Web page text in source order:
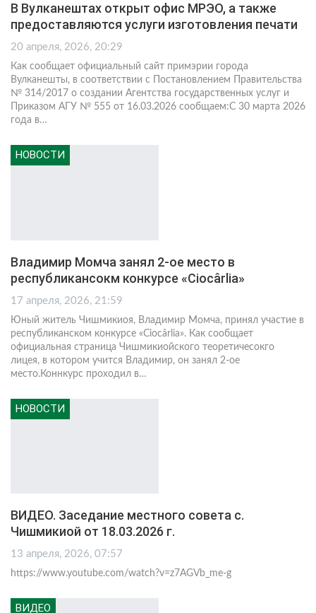
В Вулканештах открыт офис МРЭО, а также
предоставляются услуги изготовления печати
20 апреля, 2026, 20:29
Как сообщает официальный сайт примэрии города
Вулканешты, в соответствии с Постановлением Правительства
№ 314/2017 о создании Агентства государственных услуг и
Приказом АГУ № 555 от 16.03.2026 сообщаем:С 30 марта 2026
года в…
НОВОСТИ
Владимир Момча занял 2-ое место в
республикансокм конкурсе «Ciocârlia»
17 апреля, 2026, 21:59
Юный житель Чишмикиоя, Владимир Момча, принял участие в
республиканском конкурсе «Ciocârlia». Как сообщает
официальная страница Чишмикиойского теоретичесокго
лицея, в котором учится Владимир, он занял 2-ое
место.Коннкурс проходил в…
НОВОСТИ
ВИДЕО. Заседание местного совета с.
Чишмикиой от 18.03.2026 г.
13 апреля, 2026, 07:57
https://www.youtube.com/watch?v=z7AGVb_me-g
ВИДЕО